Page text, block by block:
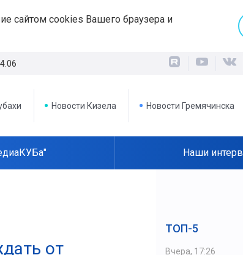
сайтом cookies Вашего браузера и
Новости Кизела Новости Гремячинска
Наши
от
ТОП-5
Вчера, 17:26